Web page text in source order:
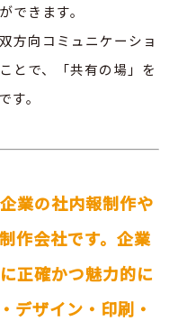
できます。
方向コミュニケーショ
とで、「共有の場」を
す。
業の社内報制作や
作会社です。企業
正確かつ魅力的に
デザイン・印刷・